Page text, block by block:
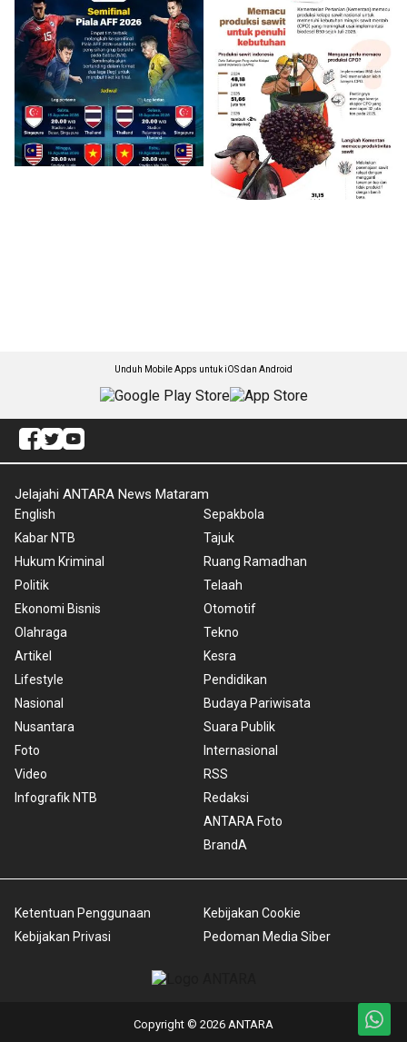
Unduh Mobile Apps untuk iOS dan Android
Jelajahi ANTARA News Mataram
English
Kabar NTB
Hukum Kriminal
Politik
Ekonomi Bisnis
Olahraga
Artikel
Lifestyle
Nasional
Nusantara
Foto
Video
Infografik NTB
Sepakbola
Tajuk
Ruang Ramadhan
Telaah
Otomotif
Tekno
Kesra
Pendidikan
Budaya Pariwisata
Suara Publik
Internasional
RSS
Redaksi
ANTARA Foto
BrandA
Ketentuan Penggunaan
Kebijakan Privasi
Kebijakan Cookie
Pedoman Media Siber
Copyright © 2026 ANTARA